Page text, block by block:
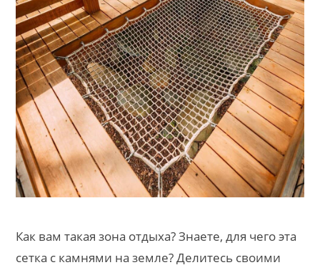
Как вам такая зона отдыха? Знаете, для чего эта
сетка с камнями на земле? Делитесь своими